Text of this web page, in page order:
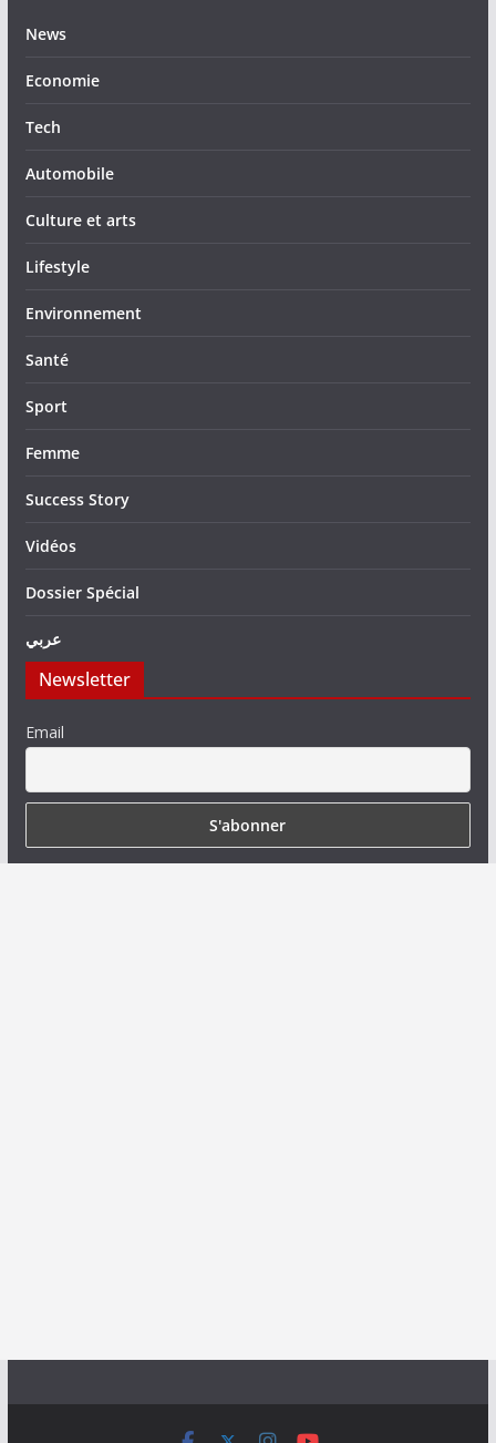
News
Economie
Tech
Automobile
Culture et arts
Lifestyle
Environnement
Santé
Sport
Femme
Success Story
Vidéos
Dossier Spécial
عربي
Newsletter
Email